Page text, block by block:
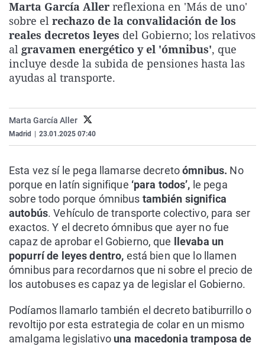
La rosa de los vientos
Gente viajera
Como el perro y el
Caso
Retornados
Equipo de
Extremadura
Galicia
La Rioja
Virales
Televisión
Elecciones
Marta García Aller reflexiona en 'Más de uno'
sobre el rechazo de la convalidación de los
reales decretos leyes del Gobierno; los relativos
al gravamen energético y el 'ómnibus', que
incluye desde la subida de pensiones hasta las
ayudas al transporte.
Marta García Aller
Madrid 23.01.2025 07:40
Esta vez sí le pega llamarse decretoómnibus. No
porque en latín signifique ‘para todos’, le pega
sobre todo porque ómnibus también significa
autobús. Vehículo de transporte colectivo, para ser
exactos. Y el decreto ómnibus que ayer no fue
capaz de aprobar el Gobierno, que llevaba un
popurrí de leyes dentro, está bien que lo llamen
ómnibus para recordarnos que ni sobre el precio de
los autobuses es capaz ya de legislar el Gobierno.
Podíamos llamarlo también el decreto batiburrillo o
revoltijo por esta estrategia de colar en un mismo
amalgama legislativouna macedonia tramposa de